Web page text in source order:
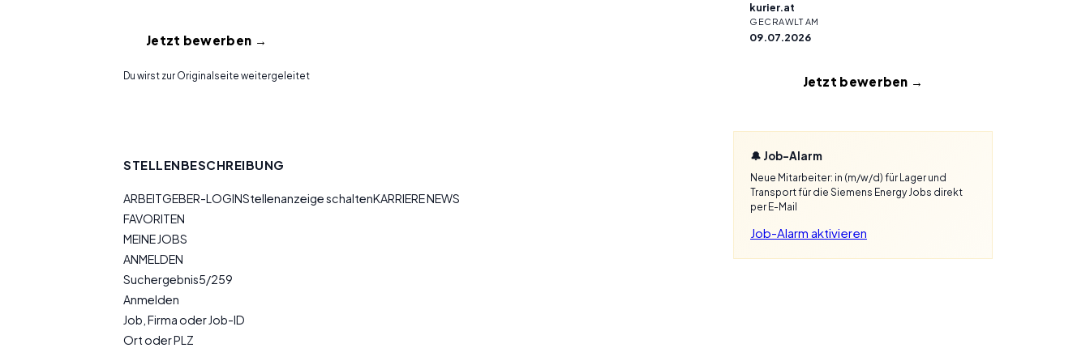
Jetzt bewerben →
Du wirst zur Originalseite weitergeleitet
STELLENBESCHREIBUNG
ARBEITGEBER-LOGINStellenanzeige schaltenKARRIERE NEWS
FAVORITEN
MEINE JOBS
ANMELDEN
Suchergebnis5/259
Anmelden
Job, Firma oder Job-ID
Ort oder PLZ
kurier.at
GECRAWLT AM
09.07.2026
Jetzt bewerben →
🔔 Job-Alarm
Neue Mitarbeiter: in (m/w/d) für Lager und
Transport für die Siemens Energy Jobs direkt
per E-Mail
Job-Alarm aktivieren